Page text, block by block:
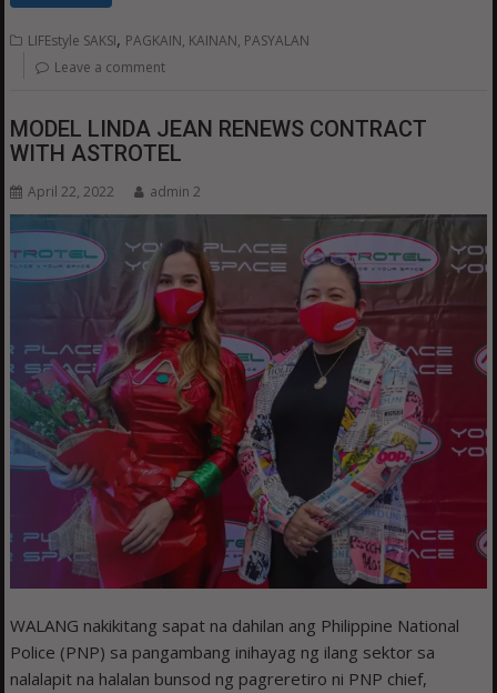
LIFEstyle SAKSI, PAGKAIN, KAINAN, PASYALAN
Leave a comment
MODEL LINDA JEAN RENEWS CONTRACT
WITH ASTROTEL
April 22, 2022 admin 2
WALANG nakikitang sapat na dahilan ang Philippine National
Police (PNP) sa pangambang inihayag ng ilang sektor sa
nalalapit na halalan bunsod ng pagreretiro ni PNP chief,